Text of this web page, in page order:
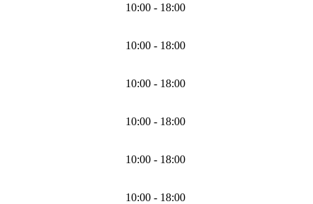
10:00 - 18:00
10:00 - 18:00
10:00 - 18:00
10:00 - 18:00
10:00 - 18:00
10:00 - 18:00